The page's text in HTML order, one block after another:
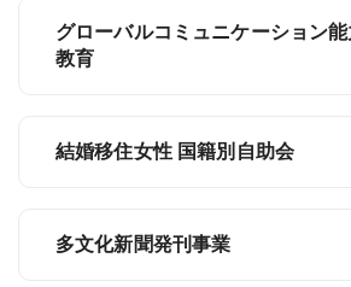
グローバルコミュニケーション
教育
結婚移住女性 国籍別自助会
多文化新聞発刊事業